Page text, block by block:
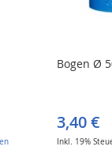
Bogen Ø
3,40 €
Inkl. 19%